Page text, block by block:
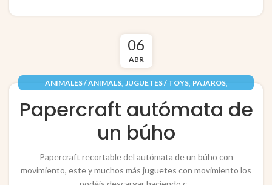
06
ABR
ANIMALES / ANIMALS, JUGUETES / TOYS, PAJAROS,
Papercraft autómata de
un búho
Papercraft recortable del autómata de un búho con
movimiento, este y muchos más juguetes con movimiento los